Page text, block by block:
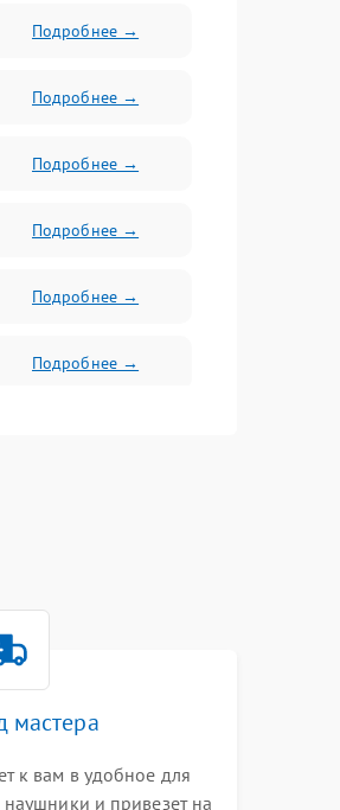
Подробнее →
Подробнее →
Подробнее →
Подробнее →
Подробнее →
Подробнее →
мастера
к вам в удобное для
и привезет на